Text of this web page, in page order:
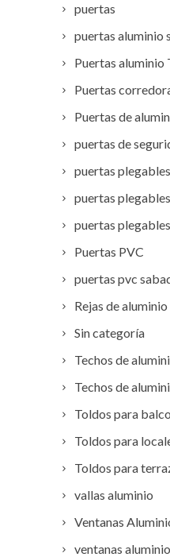
puertas
puertas aluminio
Puertas aluminio
Puertas
Puertas de
puertas de
puertas plegables
puertas
puertas
Puertas PVC
puertas pvc
Rejas de aluminio
Sin categoría
Techos de
Techos de
Toldos para
Toldos para
Toldos para
vallas aluminio
Ventanas
ventanas